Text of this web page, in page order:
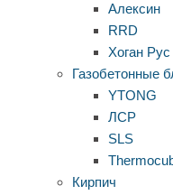
Алексин
RRD
Хоган Рус
Газобетонные
YTONG
ЛСР
SLS
Кирпич